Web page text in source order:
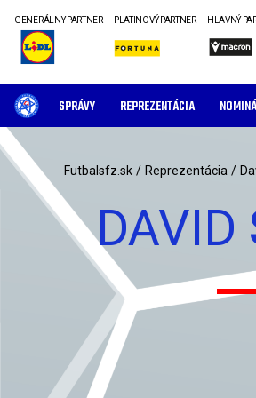
GENERÁLNY PARTNER PLATINOVÝ PARTNER HLAVNÝ
SPRÁVY REPREZENTÁCIA
Futbalsfz.sk / Reprezentácia /
DAVID